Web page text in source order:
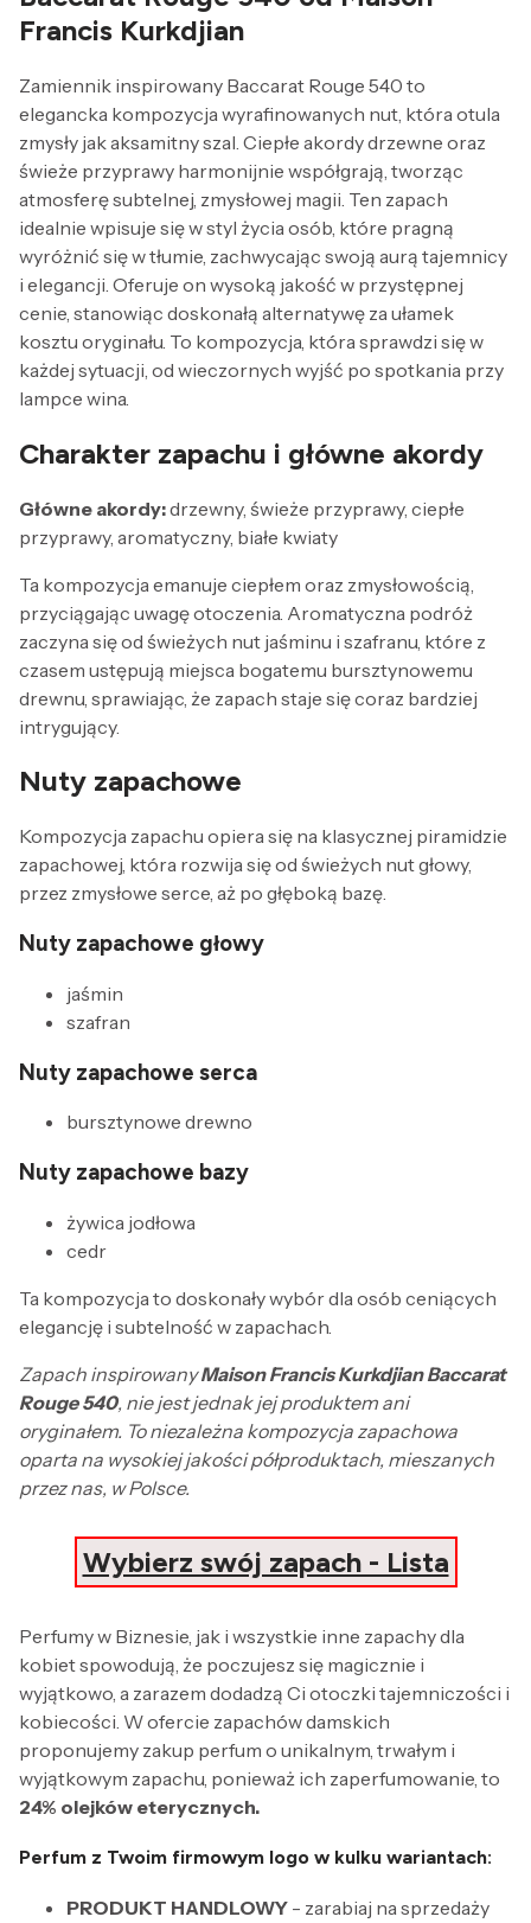
Francis Kurkdjian
Zamiennik inspirowany Baccarat Rouge 540 to
elegancka kompozycja wyrafinowanych nut, która otula
zmysły jak aksamitny szal. Ciepłe akordy drzewne oraz
świeże przyprawy harmonijnie współgrają, tworząc
atmosferę subtelnej, zmysłowej magii. Ten zapach
idealnie wpisuje się w styl życia osób, które pragną
wyróżnić się w tłumie, zachwycając swoją aurą tajemnicy
i elegancji. Oferuje on wysoką jakość w przystępnej
cenie, stanowiąc doskonałą alternatywę za ułamek
kosztu oryginału. To kompozycja, która sprawdzi się w
każdej sytuacji, od wieczornych wyjść po spotkania przy
lampce wina.
Charakter zapachu i główne akordy
Główne akordy:drzewny, świeże przyprawy, ciepłe
przyprawy, aromatyczny, białe kwiaty
Ta kompozycja emanuje ciepłem oraz zmysłowością,
przyciągając uwagę otoczenia. Aromatyczna podróż
zaczyna się od świeżych nut jaśminu i szafranu, które z
czasem ustępują miejsca bogatemu bursztynowemu
drewnu, sprawiając, że zapach staje się coraz bardziej
intrygujący.
Nuty zapachowe
Kompozycja zapachu opiera się na klasycznej piramidzie
zapachowej, która rozwija się od świeżych nut głowy,
przez zmysłowe serce, aż po głęboką bazę.
Nuty zapachowe głowy
jaśmin
szafran
Nuty zapachowe serca
bursztynowe drewno
Nuty zapachowe bazy
żywica jodłowa
cedr
Ta kompozycja to doskonały wybór dla osób ceniących
elegancję i subtelność w zapachach.
Zapach inspirowanyMaison Francis Kurkdjian Baccarat
Rouge 540, nie jest jednak jej produktem ani
oryginałem. To niezależna kompozycja zapachowa
oparta na wysokiej jakości półproduktach, mieszanych
przez nas, w Polsce.
Wybierz swój zapach - Lista
Perfumy w Biznesie, jak i wszystkie inne zapachy dla
kobiet spowodują, że poczujesz się magicznie i
wyjątkowo, a zarazem dodadzą Ci otoczki tajemniczości i
kobiecości. W ofercie zapachów damskich
proponujemy zakup perfum o unikalnym, trwałym i
wyjątkowym zapachu, ponieważ ich zaperfumowanie, to
24% olejków eterycznych.
Perfum z Twoim firmowym logo w kulku wariantach:
PRODUKT HANDLOWY - zarabiaj na sprzedaży